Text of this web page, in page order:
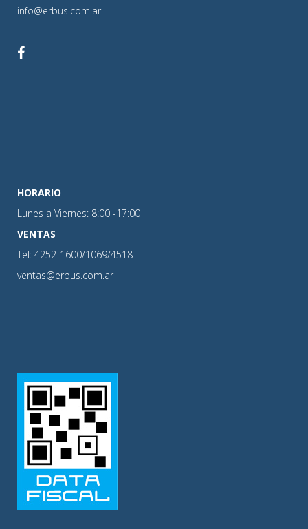
info@erbus.com.ar
HORARIO
Lunes a Viernes: 8:00 -17:00
VENTAS
Tel: 4252-1600/1069/4518
ventas@erbus.com.ar